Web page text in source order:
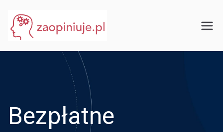
treści
Bezpłatne